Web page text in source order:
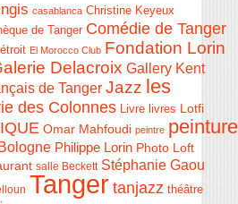
casablanca Christine Keyeux
de Tanger Comédie de Tanger
El Morocco Club Fondation Lorin
Delacroix Gallery Kent
de Tanger Jazz les
des Colonnes Livre livres Lotfi
Omar Mahfoudi peintre peinture
Philippe Lorin Photo Loft
salle Beckett Stéphanie Gaou
Tanger tanjazz théâtre